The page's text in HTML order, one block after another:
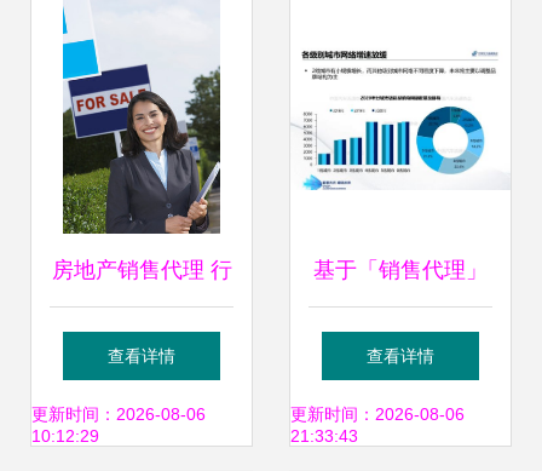
发布，软件开发进
入新时代
房地产销售代理 行
业转型中的机遇与
挑战
查看详情
更新时间：2026-08-06
10:12:29
基于「销售代理」
视角的苏州年会 苏
州授权经销商渠道
查看详情
更新时间：2026-08-06
21:33:43